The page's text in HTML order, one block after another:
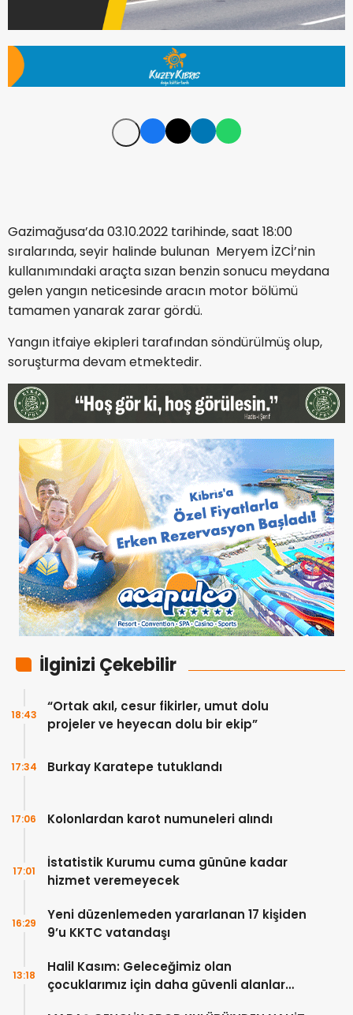
Gazimağusa’da 03.10.2022 tarihinde, saat 18:00
sıralarında, seyir halinde bulunan Meryem İZCİ’nin
kullanımındaki araçta sızan benzin sonucu meydana
gelen yangın neticesinde aracın motor bölümü
tamamen yanarak zarar gördü.
Yangın itfaiye ekipleri tarafından söndürülmüş olup,
soruşturma devam etmektedir.
İlginizi Çekebilir
“Ortak akıl, cesur fikirler, umut dolu
projeler ve heyecan dolu bir ekip”
18:43
Burkay Karatepe tutuklandı
17:34
Kolonlardan karot numuneleri alındı
17:06
İstatistik Kurumu cuma gününe kadar
hizmet veremeyecek
17:01
Yeni düzenlemeden yararlanan 17 kişiden
9’u KKTC vatandaşı
16:29
Halil Kasım: Geleceğimiz olan
çocuklarımız için daha güvenli alanlar
13:18